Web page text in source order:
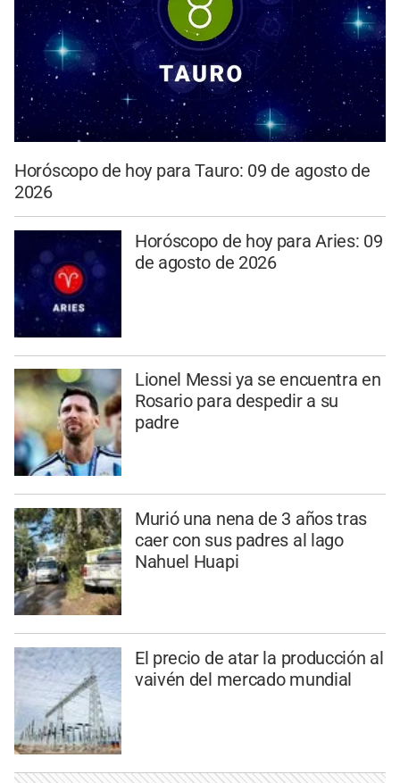
Horóscopo de hoy para Tauro: 09 de agosto de
2026
Horóscopo de hoy para Aries: 09
de agosto de 2026
Lionel Messi ya se encuentra en
Rosario para despedir a su
padre
Murió una nena de 3 años tras
caer con sus padres al lago
Nahuel Huapi
El precio de atar la producción al
vaivén del mercado mundial